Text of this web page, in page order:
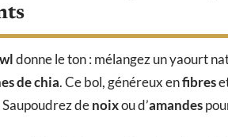
donne le ton : mélangez un yaourt
de chia. Ce bol, généreux enfibres
denoixou d’amandes